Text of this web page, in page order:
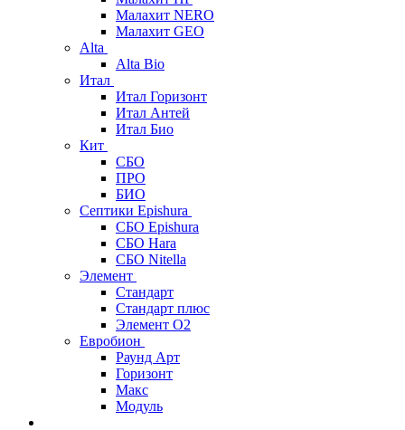
Малахит NERO
Малахит GEO
Alta
Alta Bio
Итал
Итал Горизонт
Итал Антей
Итал Био
Кит
СБО
ПРО
БИО
Септики Epishura
СБО Epishura
СБО Hara
СБО Nitella
Элемент
Стандарт
Стандарт плюс
Элемент О2
Евробион
Раунд Арт
Горизонт
Макс
Модуль